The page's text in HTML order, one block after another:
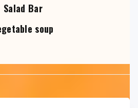
Salad Bar
soup